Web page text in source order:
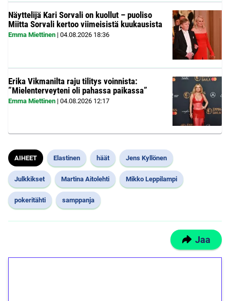
Näyttelijä Kari Sorvali on kuollut – puoliso
Miitta Sorvali kertoo viimeisistä kuukausista
Emma Miettinen | 04.08.2026 18:36
Erika Vikmanilta raju tilitys voinnista:
”Mielenterveyteni oli pahassa paikassa”
Emma Miettinen | 04.08.2026 12:17
AIHEET Elastinen häät Jens Kyllönen
Julkkikset Martina Aitolehti Mikko Leppilampi
pokeritähti samppanja
Jaa